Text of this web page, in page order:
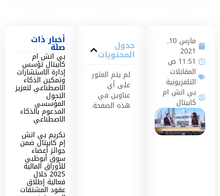
مارس 10,
2021
11:51 ص
المقابلات
التلفزيونية
بي اتش ام
كابيتال
جدول
المحتويات
لم يتم العثور
على أي
عناوين في
هذه الصفحة.
أخبار ذات
صلة
بي اتش ام
كابيتال تؤسس
إدارة الاستشارات
وتمكين الذكاء
الاصطناعي لتعزيز
التحول
المؤسسي
المدعوم بالذكاء
الاصطناعي
تكريم بي اتش
إم كابيتال ضمن
جوائز أعضاء
سوق أبوظبي
للأوراق المالية
2025 خلال
فعالية إطلاق
عقود المشتقات